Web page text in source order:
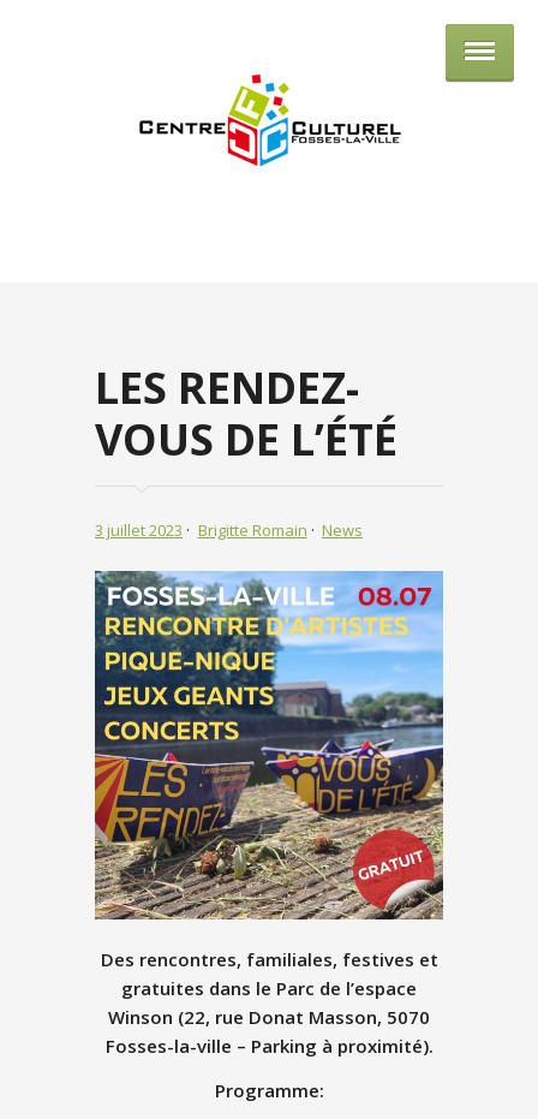
Centre culturel de Fosses-la-Ville
LES RENDEZ-
VOUS DE L’ÉTÉ
3 juillet 2023 Brigitte Romain News
Des rencontres, familiales, festives et
gratuites dans le Parc de l’espace
Winson (22, rue Donat Masson, 5070
Fosses-la-ville – Parking à proximité).
Programme: